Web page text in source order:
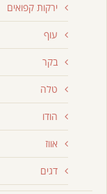
ירקות קפואים
עוף
בקר
טלה
הודו
אווז
דגים